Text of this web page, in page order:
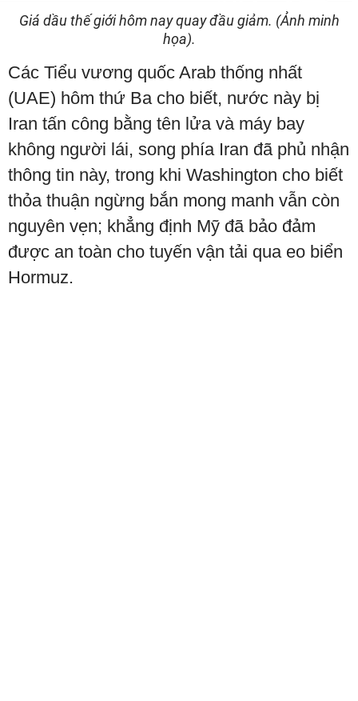
Giá dầu thế giới hôm nay quay đầu giảm. (Ảnh minh
họa).
Các Tiểu vương quốc Arab thống nhất
(UAE) hôm thứ Ba cho biết, nước này bị
Iran tấn công bằng tên lửa và máy bay
không người lái, song phía Iran đã phủ nhận
thông tin này, trong khi Washington cho biết
thỏa thuận ngừng bắn mong manh vẫn còn
nguyên vẹn; khẳng định Mỹ đã bảo đảm
được an toàn cho tuyến vận tải qua eo biển
Hormuz.